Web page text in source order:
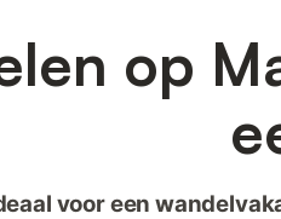
op
voor een